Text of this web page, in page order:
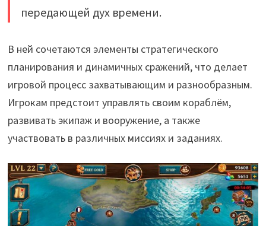
передающей дух времени.
В ней сочетаются элементы стратегического
планирования и динамичных сражений, что делает
игровой процесс захватывающим и разнообразным.
Игрокам предстоит управлять своим кораблём,
развивать экипаж и вооружение, а также
участвовать в различных миссиях и заданиях.